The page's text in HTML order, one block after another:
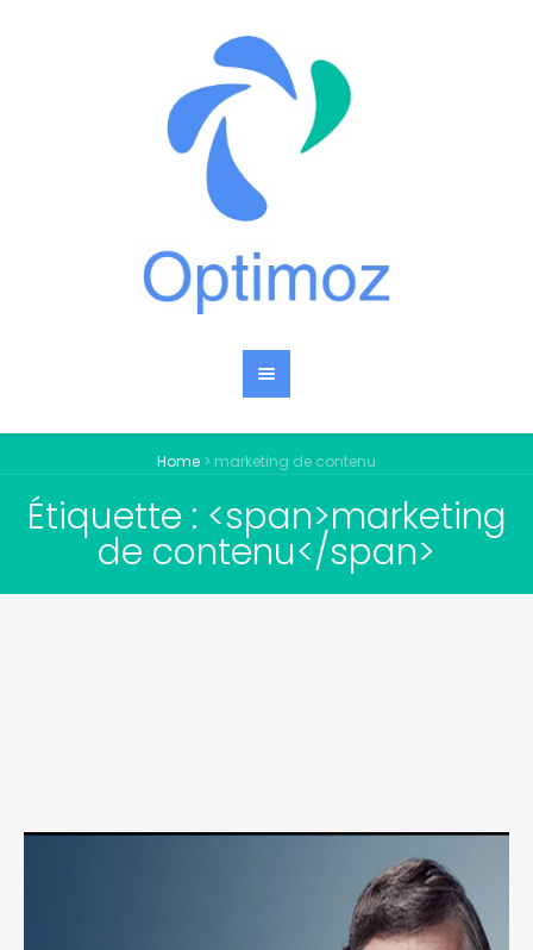
Home > marketing de contenu
Étiquette : <span>marketing
de contenu</span>